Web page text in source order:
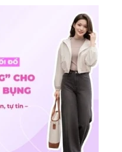
gợi ý diện mạo trẻ trung,